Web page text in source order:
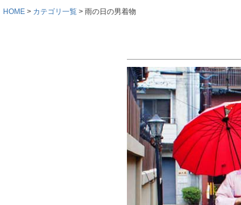
HOME カテゴリ一覧 雨の日の男着物